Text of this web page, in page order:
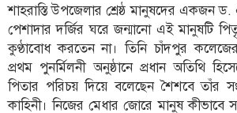
উপ-
সম্পাদকীয়
কৃষি
ও
প্রকৃতি
শাহরাস্তি উপজেলার শ্রেষ্ঠ মানুষদের একজন
পেশাদার দর্জির ঘরে জন্মানো এই মানুষটি
কুণ্ঠাবোধ করতেন না। তিনি চাঁদপুর কলেজের
প্রথম পুনর্মিলনী অনুষ্ঠানে প্রধান অতিথি
পিতার পরিচয় দিয়ে বলেছেন শৈশবে তাঁর
কাহিনী। নিজের মেধার জোরে মানুষ কীভাবে